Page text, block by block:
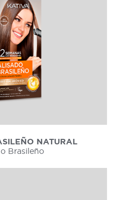
NATURAL
Brasileño